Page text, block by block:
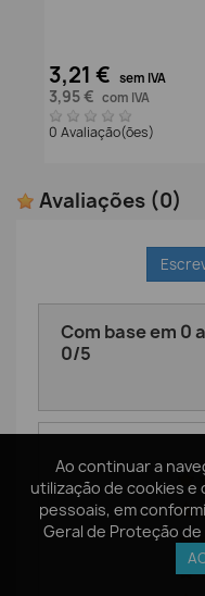
Ao continuar a
utilização de cookies
pessoais, em
Geral de Proteção de
3,21 € sem IVA
3,95 € com IVA
0 Avaliação(ões)
Avaliações (0)
Com base em 0
0/5
Ao continuar a
utilização de cookies
pessoais, em
Geral de Proteção de